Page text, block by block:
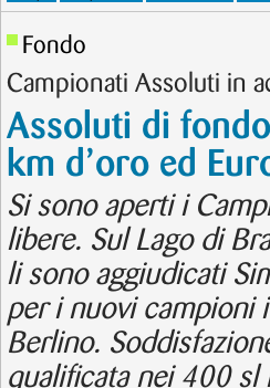
Fondo
Campionati Assoluti in
Assoluti di
km d’oro ed
Si sono aperti i
libere. Sul Lago di
li sono aggiudicati
per i nuovi campioni
Berlino.
qualificata nei 400